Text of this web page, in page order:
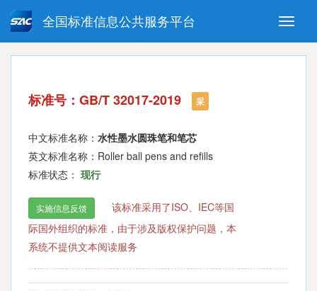
Toggle
全国标准信息公共服务平台
强制性国家标准 推荐性国家标准
指导性技术文件 (National standards in foreign
language version)
标准号：GB/T 32017-2019 采
中文标准名称： 水性墨水圆珠笔和笔芯
英文标准名称：Roller ball pens and refills
标准状态： 现行
实施信息反馈
该标准采用了ISO、IEC等国
际国外组织的标准，由于涉及版权保护问题，本
系统不提供文本阅读服务